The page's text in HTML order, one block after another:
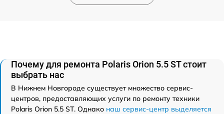
Почему для ремонта Polaris Orion 5.5 ST стоит
выбрать нас
В Нижнем Новгороде существует множество сервис-
центров, предоставляющих услуги по ремонту техники
Polaris Orion 5.5 ST. Однако наш сервис-центр выделяется